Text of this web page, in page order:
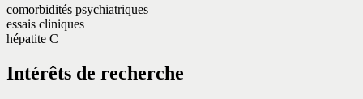
comorbidités psychiatriques
essais cliniques
hépatite C
Intérêts de recherche